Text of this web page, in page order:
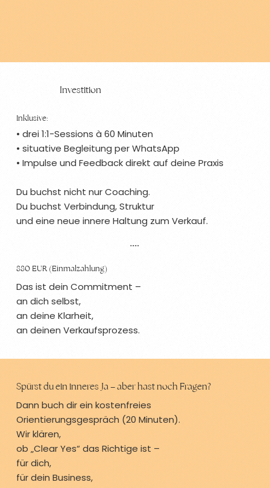
Investition
880 EUR (Einmalzahlung)
Das ist dein Commitment –
an dich selbst,
an deine Klarheit,
an deinen Verkaufsprozess.
Inklusive:
• drei 1:1-Sessions à 60 Minuten
• situative Begleitung per WhatsApp
• Impulse und Feedback direkt auf deine Praxis
Du buchst nicht nur Coaching.
Du buchst Verbindung, Struktur
und eine neue innere Haltung zum Verkauf.
Spürst du ein inneres Ja – aber hast noch Fragen?
Dann buch dir ein kostenfreies
Orientierungsgespräch (20 Minuten).
Wir klären,
ob „Clear Yes“ das Richtige ist –
für dich,
für dein Business,